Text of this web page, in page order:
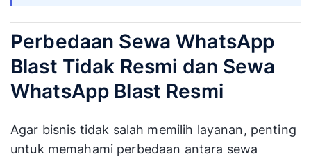
Perbedaan Sewa WhatsApp
Blast Tidak Resmi dan Sewa
WhatsApp Blast Resmi
Agar bisnis tidak salah memilih layanan, penting
untuk memahami perbedaan antara sewa